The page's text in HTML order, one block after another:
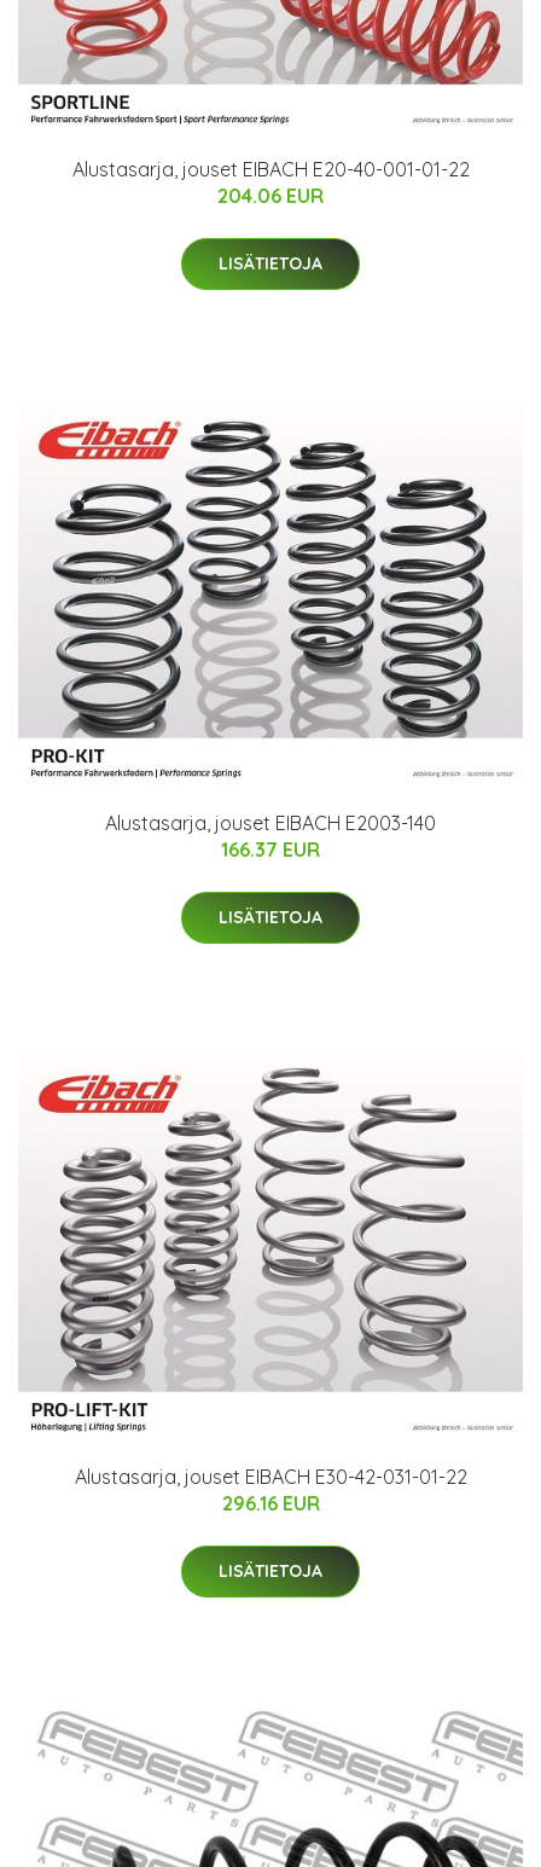
Alustasarja, jouset EIBACH E20-40-001-01-22
204.06 EUR
LISÄTIETOJA
Alustasarja, jouset EIBACH E2003-140
166.37 EUR
LISÄTIETOJA
Alustasarja, jouset EIBACH E30-42-031-01-22
296.16 EUR
LISÄTIETOJA